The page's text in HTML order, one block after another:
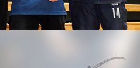
#スタッフが語る